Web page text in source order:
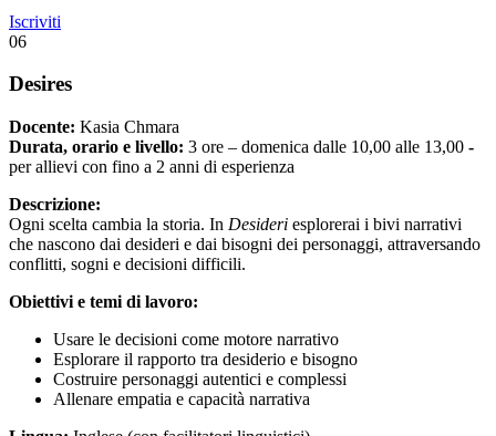
Iscriviti
06
Desires
Docente: Kasia Chmara
Durata, orario e livello: 3 ore – domenica dalle 10,00 alle 13,00 -
per allievi con fino a 2 anni di esperienza
Descrizione:
Ogni scelta cambia la storia. In Desideri esplorerai i bivi narrativi
che nascono dai desideri e dai bisogni dei personaggi, attraversando
conflitti, sogni e decisioni difficili.
Obiettivi e temi di lavoro:
Usare le decisioni come motore narrativo
Esplorare il rapporto tra desiderio e bisogno
Costruire personaggi autentici e complessi
Allenare empatia e capacità narrativa